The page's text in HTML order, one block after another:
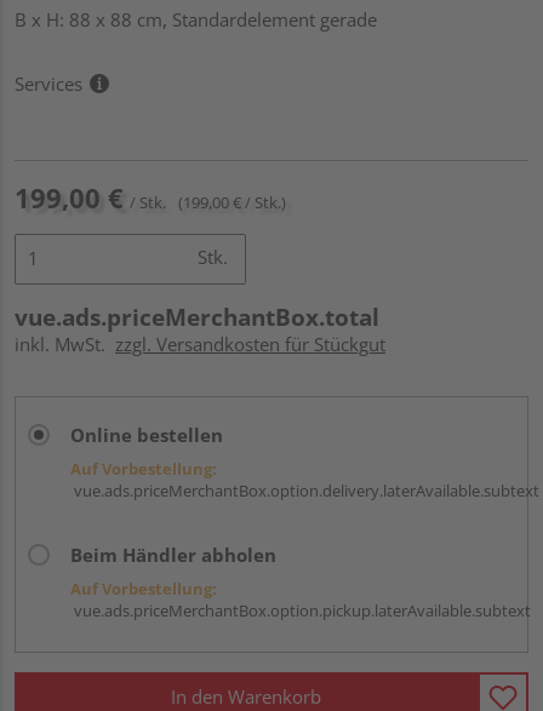
B x H: 88 x 88 cm, Standardelement gerade
Services
199,00 € / Stk. (199,00 € / Stk.)
Stk.
vue.ads.priceMerchantBox.total
inkl. MwSt. zzgl. Versandkosten für Stückgut
Online bestellen
Auf Vorbestellung:
vue.ads.priceMerchantBox.option.delivery.laterAvailable.subtext
Beim Händler abholen
Auf Vorbestellung:
vue.ads.priceMerchantBox.option.pickup.laterAvailable.subtext
In den Warenkorb